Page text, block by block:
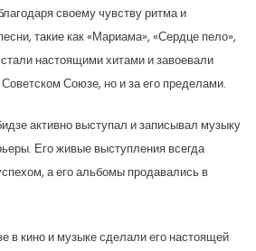
своему чувству ритма и
такие как «Мариама», «Сердце пело»,
настоящими хитами и завоевали
Союзе, но и за его пределами.
активно выступал и записывал музыку
Его живые выступления всегда
а его альбомы продавались в
в кино и музыке сделали его настоящей